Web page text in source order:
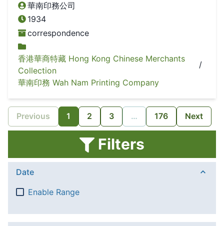
華南印務公司
1934
correspondence
香港華商特藏 Hong Kong Chinese Merchants
Collection
/
華南印務 Wah Nam Printing Company
Previous 1 2 3 … 176 Next
Filters
Date
Enable Range